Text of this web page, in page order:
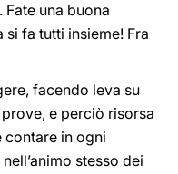
Fate una buona
fa tutti insieme! Fra
facendo leva su
e perciò risorsa
contare in ogni
stesso dei